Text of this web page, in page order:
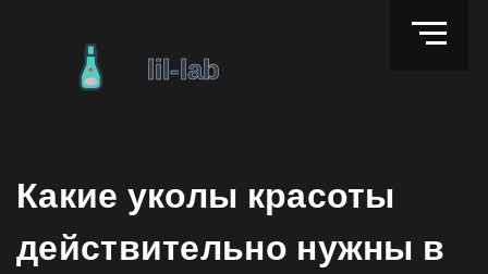
Какие уколы красоты
действительно нужны в